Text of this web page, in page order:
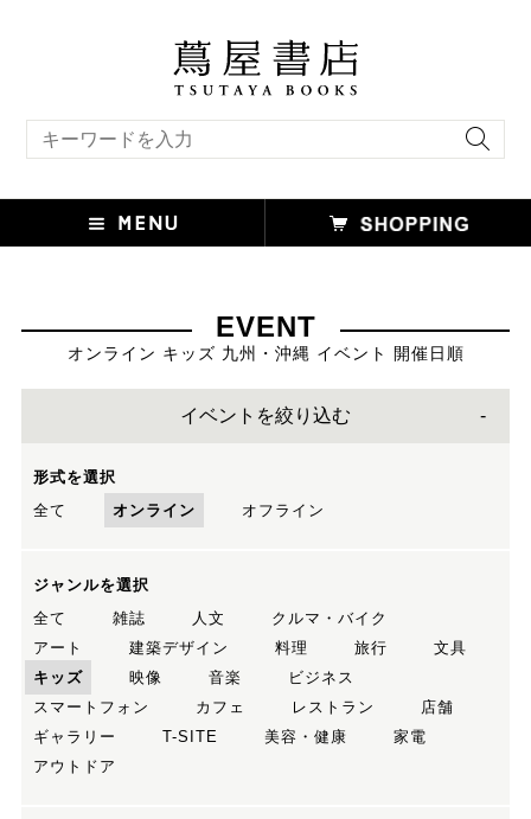
EVENT
オンライン キッズ 九州・沖縄 イベント 開催日順
イベントを絞り込む
形式を選択
全て
オンライン オフライン
ジャンルを選択
全て
雑誌 人文
クルマ・バイク
アート
建築デザイン 料理 旅行
文具
キッズ
映像 音楽
ビジネス
スマートフォン
カフェ レストラン
店舗
ギャラリー
T-SITE 美容・健康
家電
アウトドア